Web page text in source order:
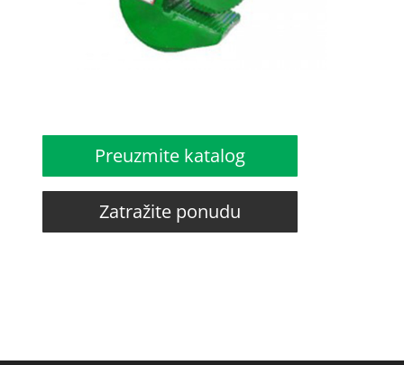
Preuzmite katalog
Zatražite ponudu